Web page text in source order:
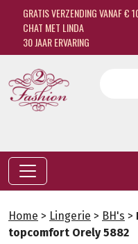
GRATIS VERZENDING VANAF €
CHAT MET LINDA
30 JAAR ERVARING
Home > Lingerie > BH's >
topcomfort Orely 5882